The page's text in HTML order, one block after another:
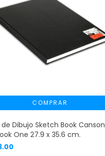
de Dibujo Sketch Book Canson
One 27.9 x 35.6 cm.